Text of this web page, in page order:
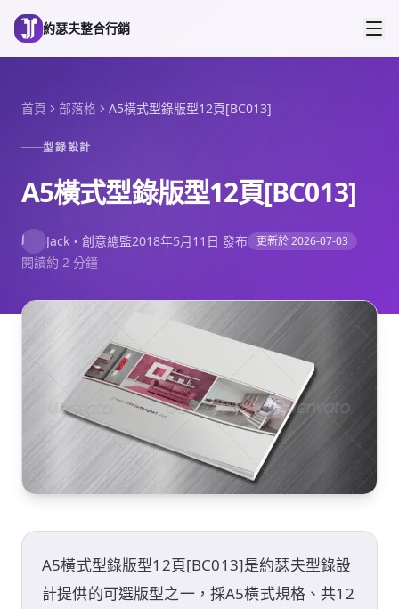
跳到主要內容
約瑟夫整合行銷
首頁 部落格 A5橫式型錄版型12頁[BC013]
型錄設計
A5橫式型錄版型12頁[BC013]
J Jack ・ 創意總監2018年5月11日 發布 更新於2026-07-03
閱讀約 2 分鐘
A5橫式型錄版型12頁[BC013]是約瑟夫型錄設
計提供的可選版型之一，採A5橫式規格、共12